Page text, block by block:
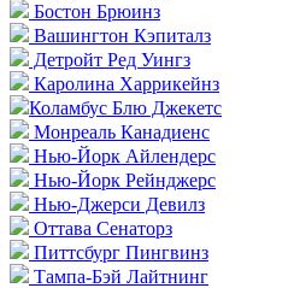
Бостон Брюинз
Вашингтон Кэпиталз
Детройт Ред Уингз
Каролина Харрикейнз
Коламбус Блю Джекетс
Монреаль Канадиенс
Нью-Йорк Айлендерс
Нью-Йорк Рейнджерс
Нью-Джерси Девилз
Оттава Сенаторз
Питтсбург Пингвинз
Тампа-Бэй Лайтнинг